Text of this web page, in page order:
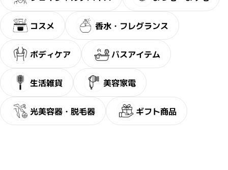
コスメ 香水・フレグランス
ボディケア バスアイテム
生活雑貨 美容家電
光美容器・脱毛器 ギフト商品